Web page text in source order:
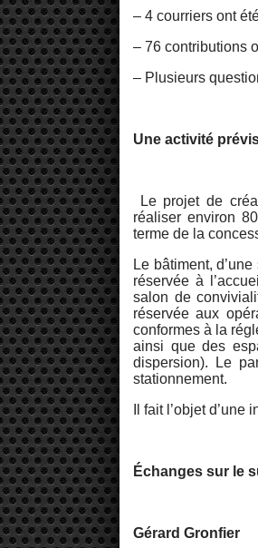
– 4 courriers ont
– 76 contributions
– Plusieurs
Une activité
Le projet de
réaliser environ
terme de la
Le bâtiment,
réservée à
salon de
réservée aux
conformes à la
ainsi que des
dispersion). Le
stationnement.
Il fait l’objet
Échanges sur le
Gérard Gronfier